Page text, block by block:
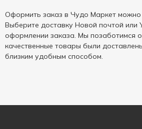
Оформить заказ в Чудо Маркет
Выберите доставку Новой почтой или
оформлении заказа. Мы позаботимся
качественные товары были
близким удобным способом.